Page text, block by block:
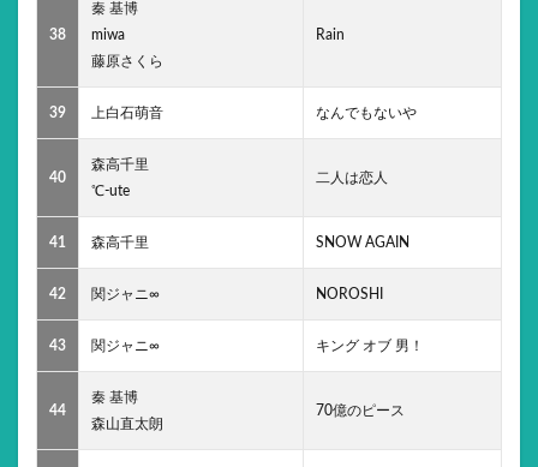
38
秦 基博
miwa
藤原さくら
Rain
39 上白石萌音 なんでもないや
40
森高千里
℃-ute
二人は恋人
41 森高千里 SNOW AGAIN
42 関ジャニ∞ NOROSHI
43 関ジャニ∞ キング オブ 男！
44
秦 基博
森山直太朗
70億のピース